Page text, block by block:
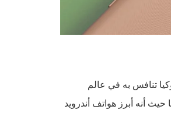
نوكيا تنافس به في عالم
أنه أبرز هواتف أندرويد